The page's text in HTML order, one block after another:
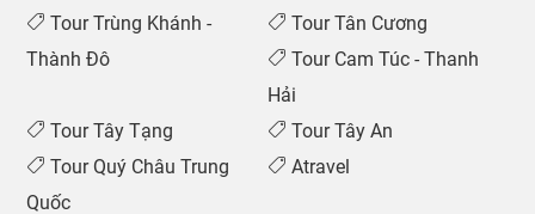
Tour Trùng Khánh -
Thành Đô
Tour Tân Cương
Tour Cam Túc - Thanh
Hải
Tour Tây Tạng
Tour Tây An
Tour Quý Châu Trung
Quốc
Atravel